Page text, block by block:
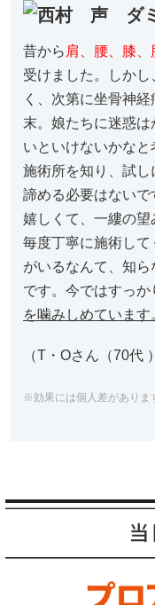
昔から 肩、腰、膝、
受けました。しか
く、次第に坐骨神
末。娘たちに迷惑
いといけないかな
施術所を知り、試
諦める必要はない
嬉しくて、一縷の望
毎度丁寧に施術し
がいるなんて、知
です。今ではすっか
を噛みしめています
（T・Oさん（70代
※効果には個人差がありま